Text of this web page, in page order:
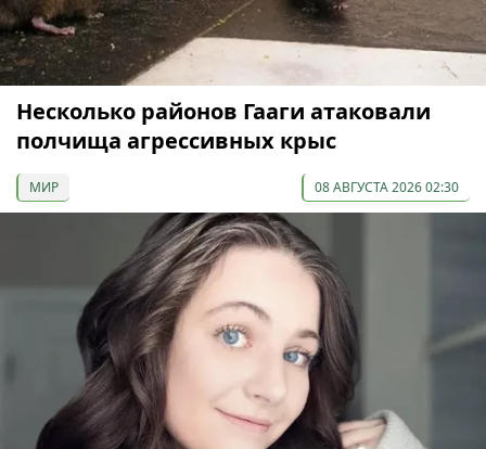
Несколько районов Гааги атаковали
полчища агрессивных крыс
МИР 08 АВГУСТА 2026 02:30